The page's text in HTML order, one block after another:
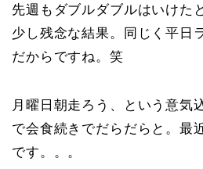
先週もダブルダブルはいけた
少し残念な結果。同じく平日
だからですね。笑
月曜日朝走ろう、という意気
で会食続きでだらだらと。最
です。。。